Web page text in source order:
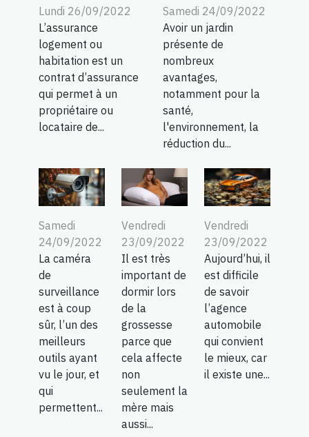
Lundi 26/09/2022
L’assurance
logement ou
habitation est un
contrat d’assurance
qui permet à un
propriétaire ou
locataire de...
Samedi 24/09/2022
Avoir un jardin
présente de
nombreux
avantages,
notamment pour la
santé,
l'environnement, la
réduction du...
Samedi
24/09/2022
La caméra
de
surveillance
est à coup
sûr, l’un des
meilleurs
outils ayant
vu le jour, et
qui
permettent...
Vendredi
23/09/2022
Il est très
important de
dormir lors
de la
grossesse
parce que
cela affecte
non
seulement la
mère mais
aussi...
Vendredi
23/09/2022
Aujourd’hui, il
est difficile
de savoir
l’agence
automobile
qui convient
le mieux, car
il existe une...